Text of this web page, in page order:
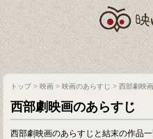
トップ>映画 >映画のあらすじ >西部劇映
西部劇映画のあらすじ
西部劇映画のあらすじと結末の作品